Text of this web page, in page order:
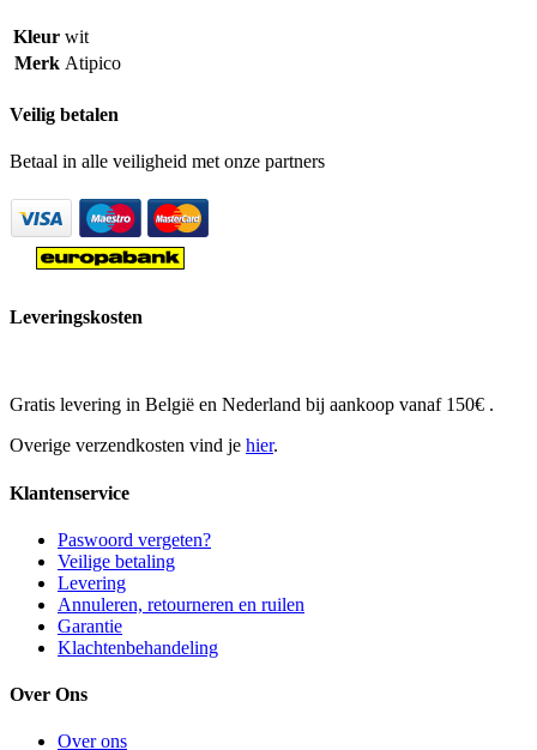
Kleur wit
Merk Atipico
Veilig betalen
Betaal in alle veiligheid met onze partners
Leveringskosten
Gratis levering in België en Nederland bij aankoop vanaf 150€ .
Overige verzendkosten vind je hier.
Klantenservice
Paswoord vergeten?
Veilige betaling
Levering
Annuleren, retourneren en ruilen
Garantie
Klachtenbehandeling
Over Ons
Over ons